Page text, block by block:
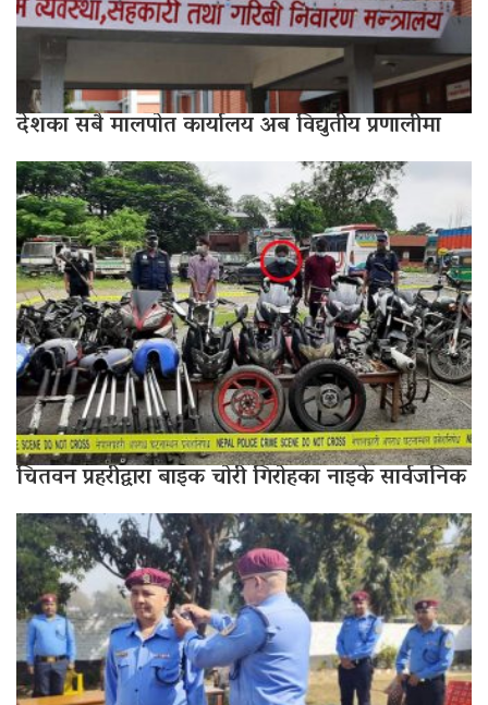
देशका सबै मालपोत कार्यालय अब विद्युतीय प्रणालीमा
चितवन प्रहरीद्वारा बाइक चोरी गिरोहका नाइके सार्वजनिक